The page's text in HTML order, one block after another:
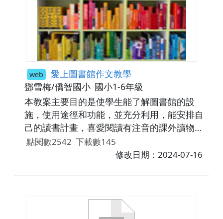
web 愛上圖書館作文教學
鄧雪梅/僑智國小 國小1-6年級
本教案主要目的是使學生能了解圖書館的設
施，使用途徑和功能，並充分利用，能安排自
己的讀書計畫，喜愛閱讀有注音的課外讀物。
培養閱讀的興趣及良好的習慣，進而主動擴展
點閱數2542 下載數145
修改日期：2024-07-16